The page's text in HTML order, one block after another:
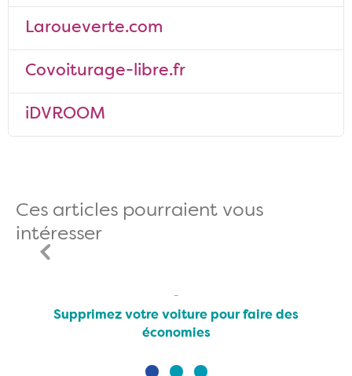
Laroueverte.com
Covoiturage-libre.fr
iDVROOM
Ces articles pourraient vous
intéresser
Supprimez votre voiture pour faire des
économies